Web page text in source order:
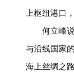
上枢纽港口
何立峰
与沿线国家
海上丝绸之